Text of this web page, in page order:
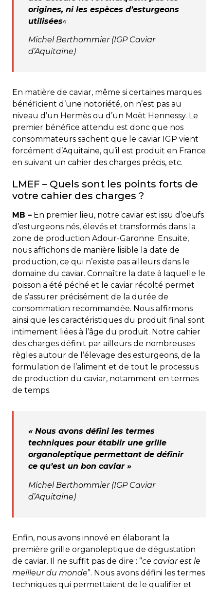
origines, ni les espèces d’esturgeons
utilisées«
Michel Berthommier (IGP Caviar
d’Aquitaine)
En matière de caviar, même si certaines marques
bénéficient d’une notoriété, on n’est pas au
niveau d’un Hermès ou d’un Moët Hennessy. Le
premier bénéfice attendu est donc que nos
consommateurs sachent que le caviar IGP vient
forcément d’Aquitaine, qu’il est produit en France
en suivant un cahier des charges précis, etc.
LMEF – Quels sont les points forts de
votre cahier des charges ?
MB – En premier lieu, notre caviar est issu d’oeufs
d’esturgeons nés, élevés et transformés dans la
zone de production Adour-Garonne. Ensuite,
nous affichons de manière lisible la date de
production, ce qui n’existe pas ailleurs dans le
domaine du caviar. Connaître la date à laquelle le
poisson a été péché et le caviar récolté permet
de s’assurer précisément de la durée de
consommation recommandée. Nous affirmons
ainsi que les caractéristiques du produit final sont
intimement liées à l’âge du produit. Notre cahier
des charges définit par ailleurs de nombreuses
règles autour de l’élevage des esturgeons, de la
formulation de l’aliment et de tout le processus
de production du caviar, notamment en termes
de temps.
« Nous avons défini les termes
techniques pour établir une grille
organoleptique permettant de définir
ce qu’est un bon caviar »
Michel Berthommier (IGP Caviar
d’Aquitaine)
Enfin, nous avons innové en élaborant la
première grille organoleptique de dégustation
de caviar. Il ne suffit pas de dire : ”ce caviar est le
meilleur du monde”. Nous avons défini les termes
techniques qui permettaient de le qualifier et